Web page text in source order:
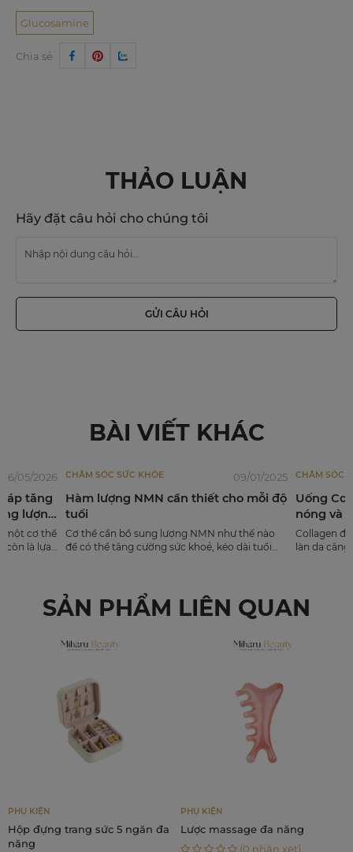
Glucosamine
Chia sẻ
THẢO LUẬN
Hãy đặt câu hỏi cho chúng tôi
GỬI CÂU HỎI
BÀI VIẾT KHÁC
CHĂM SÓC SỨC KHỎE
Hàm lượng NMN cần thiết cho mỗi độ
tuổi
Cơ thể cần bổ sung lượng NMN như thế nào
để có thể tăng cường sức khoẻ, kéo dài tuổi
CHĂM SÓC SỨC KHỎE
Uống Collagen
nóng và nổi mụn
nguyên nhân và
cách
Collagen được ví như
làn da căng bóng và
việc uống Collagen
và nổi mụn không?
khoa học trong bài viết
SẢN PHẨM LIÊN QUAN
đựng trang sức 5 ngăn đa
PHỤ KIỆN
Lược massage đa năng
(0 nhận xét)